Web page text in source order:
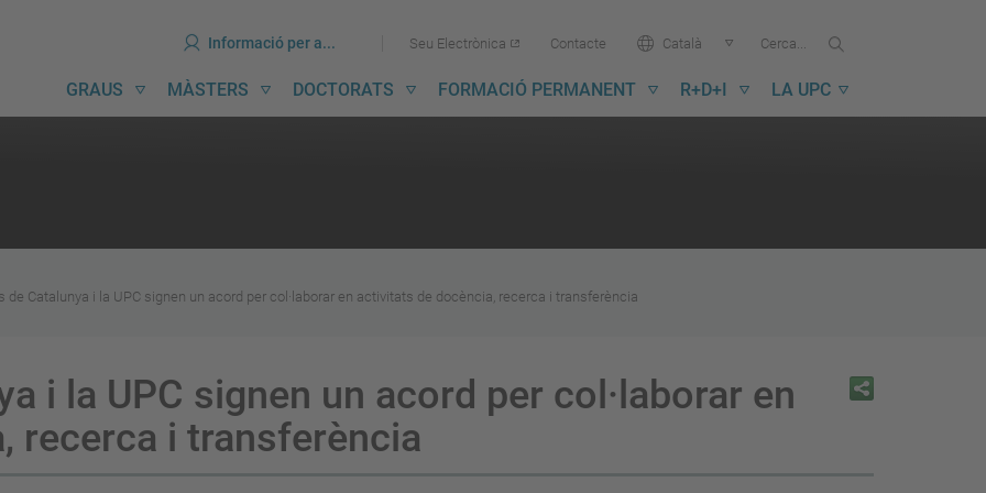
Ves
al
contingut
Ves
al
menú
Informació per a... Seu Electrònica Contacte Idioma:Català Cercar...
UPC
GRAUS MÀSTERS DOCTORATS FORMACIÓ PERMANENT R+D+I LA UPC
de Catalunya i la UPC signen un acord per col·laborar en activitats de docència, recerca i transferència
i la UPC signen un acord per col·laborar en
recerca i transferència